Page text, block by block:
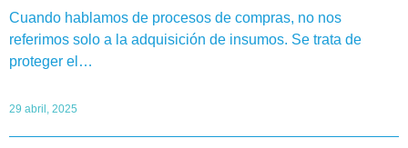
Cuando hablamos de procesos de compras, no nos
referimos solo a la adquisición de insumos. Se trata de
proteger el…
29 abril, 2025